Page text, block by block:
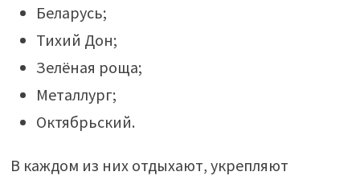
Беларусь;
Тихий Дон;
Зелёная роща;
Металлург;
Октябрьский.
В каждом из них отдыхают, укрепляют